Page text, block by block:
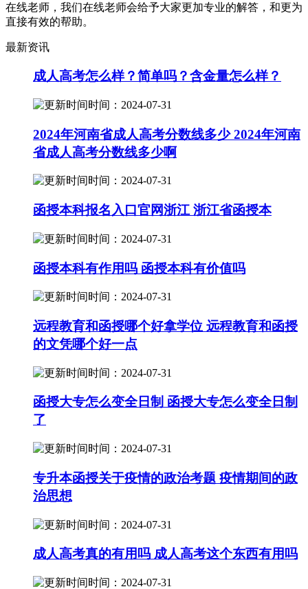
在线老师，我们在线老师会给予大家更加专业的解答，和更为
直接有效的帮助。
最新资讯
成人高考怎么样？简单吗？含金量怎么样？
时间：2024-07-31
2024年河南省成人高考分数线多少 2024年河南
省成人高考分数线多少啊
时间：2024-07-31
函授本科报名入口官网浙江 浙江省函授本
时间：2024-07-31
函授本科有作用吗 函授本科有价值吗
时间：2024-07-31
远程教育和函授哪个好拿学位 远程教育和函授
的文凭哪个好一点
时间：2024-07-31
函授大专怎么变全日制 函授大专怎么变全日制
了
时间：2024-07-31
专升本函授关于疫情的政治考题 疫情期间的政
治思想
时间：2024-07-31
成人高考真的有用吗 成人高考这个东西有用吗
时间：2024-07-31